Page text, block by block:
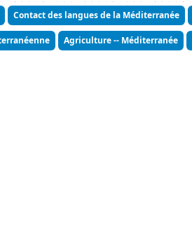
Contact des langues de la Méditerranée
Agriculture -- Méditerranée